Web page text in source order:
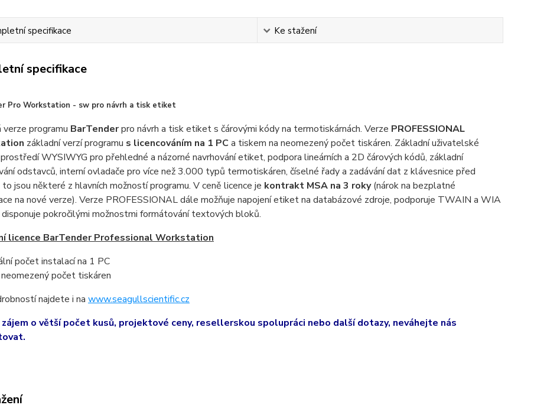
specifikace Ke stažení
specifikace
Pro Workstation - sw pro návrh a tisk etiket
verze programu BarTenderpro návrh a tisk etiket s čárovými kódy na termotiskárnách. Verze PROFESSIONAL
základní verzí programu s licencováním na 1 PC a tiskem na neomezený počet tiskáren. Základní uživatelské
WYSIWYG pro přehledné a názorné navrhování etiket, podpora lineárních a 2D čárových kódů, základní
odstavců, interní ovladače pro více než 3.000 typů termotiskáren, číselné řady a zadávání dat z klávesnice před
jsou některé z hlavních možností programu. V ceně licence je kontrakt MSA na 3 roky(nárok na bezplatné
na nové verze). Verze PROFESSIONAL dále možňuje napojení etiket na databázové zdroje, podporuje TWAIN a WIA
disponuje pokročilými možnostmi formátování textových bloků.
licence BarTender Professional Workstation
počet instalací na 1 PC
počet tiskáren
najdete i na www.seagullscientific.cz
o větší počet kusů, projektové ceny, resellerskou spolupráci nebo další dotazy, neváhejte nás